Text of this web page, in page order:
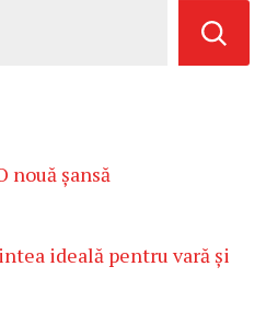
nouă șansă
ideală pentru vară și